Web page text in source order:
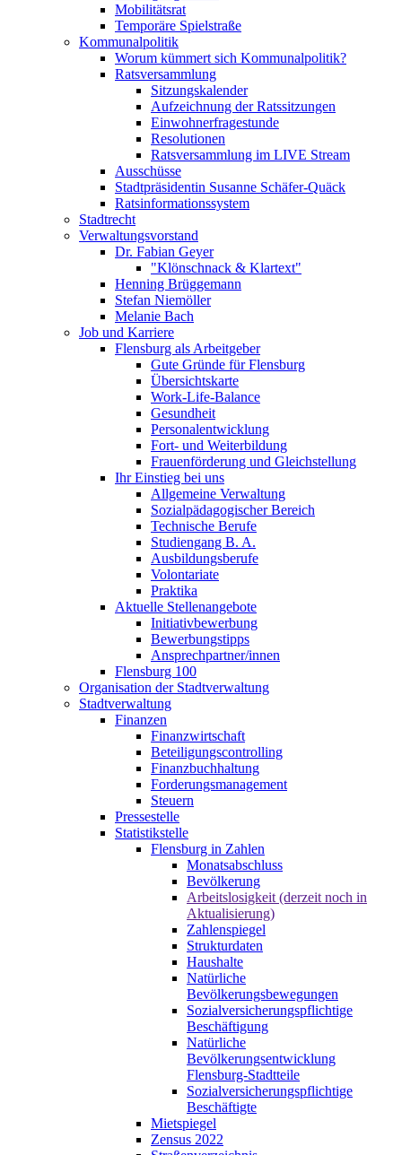
Mobilitätsrat
Temporäre Spielstraße
Kommunalpolitik
Worum kümmert sich Kommunalpolitik?
Ratsversammlung
Sitzungskalender
Aufzeichnung der Ratssitzungen
Einwohnerfragestunde
Resolutionen
Ratsversammlung im LIVE Stream
Ausschüsse
Stadtpräsidentin Susanne Schäfer-Quäck
Ratsinformationssystem
Stadtrecht
Verwaltungsvorstand
Dr. Fabian Geyer
"Klönschnack & Klartext"
Henning Brüggemann
Stefan Niemöller
Melanie Bach
Job und Karriere
Flensburg als Arbeitgeber
Gute Gründe für Flensburg
Übersichtskarte
Work-Life-Balance
Gesundheit
Personalentwicklung
Fort- und Weiterbildung
Frauenförderung und Gleichstellung
Ihr Einstieg bei uns
Allgemeine Verwaltung
Sozialpädagogischer Bereich
Technische Berufe
Studiengang B. A.
Ausbildungsberufe
Volontariate
Praktika
Aktuelle Stellenangebote
Initiativbewerbung
Bewerbungstipps
Ansprechpartner/innen
Flensburg 100
Organisation der Stadtverwaltung
Stadtverwaltung
Finanzen
Finanzwirtschaft
Beteiligungscontrolling
Finanzbuchhaltung
Forderungsmanagement
Steuern
Pressestelle
Statistikstelle
Flensburg in Zahlen
Monatsabschluss
Bevölkerung
Arbeitslosigkeit (derzeit noch in
Aktualisierung)
Zahlenspiegel
Strukturdaten
Haushalte
Natürliche
Bevölkerungsbewegungen
Sozialversicherungspflichtige
Beschäftigung
Natürliche
Bevölkerungsentwicklung
Flensburg-Stadtteile
Sozialversicherungspflichtige
Beschäftigte
Mietspiegel
Zensus 2022